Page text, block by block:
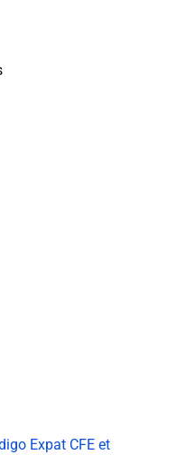
Expat CFE et